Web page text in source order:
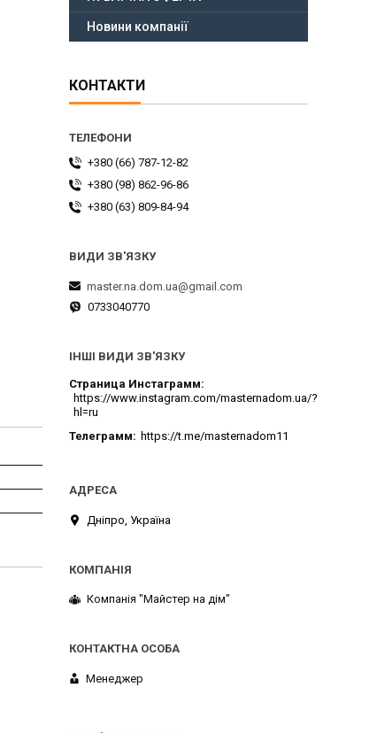
Новини компанії
КОНТАКТИ
+380 (66) 787-12-82
+380 (98) 862-96-86
+380 (63) 809-84-94
master.na.dom.ua@gmail.com
0733040770
ІНШІ ВИДИ ЗВ'ЯЗКУ
Страница Инстаграмм
https://www.instagram.com/masternadom.ua/?
hl=ru
Телеграмм
https://t.me/masternadom11
Дніпро, Україна
Компанія "Майстер на дім"
Менеджер